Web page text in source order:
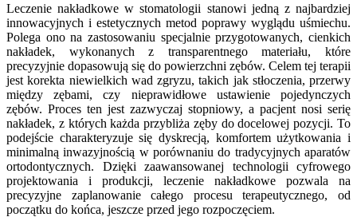
Leczenie nakładkowe w stomatologii stanowi jedną z najbardziej
innowacyjnych i estetycznych metod poprawy wyglądu uśmiechu.
Polega ono na zastosowaniu specjalnie przygotowanych, cienkich
nakładek, wykonanych z transparentnego materiału, które
precyzyjnie dopasowują się do powierzchni zębów. Celem tej terapii
jest korekta niewielkich wad zgryzu, takich jak stłoczenia, przerwy
między zębami, czy nieprawidłowe ustawienie pojedynczych
zębów. Proces ten jest zazwyczaj stopniowy, a pacjent nosi serię
nakładek, z których każda przybliża zęby do docelowej pozycji. To
podejście charakteryzuje się dyskrecją, komfortem użytkowania i
minimalną inwazyjnością w porównaniu do tradycyjnych aparatów
ortodontycznych. Dzięki zaawansowanej technologii cyfrowego
projektowania i produkcji, leczenie nakładkowe pozwala na
precyzyjne zaplanowanie całego procesu terapeutycznego, od
początku do końca, jeszcze przed jego rozpoczęciem.